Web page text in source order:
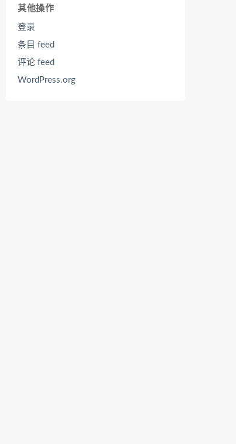
其他操作
登录
条目 feed
评论 feed
WordPress.org